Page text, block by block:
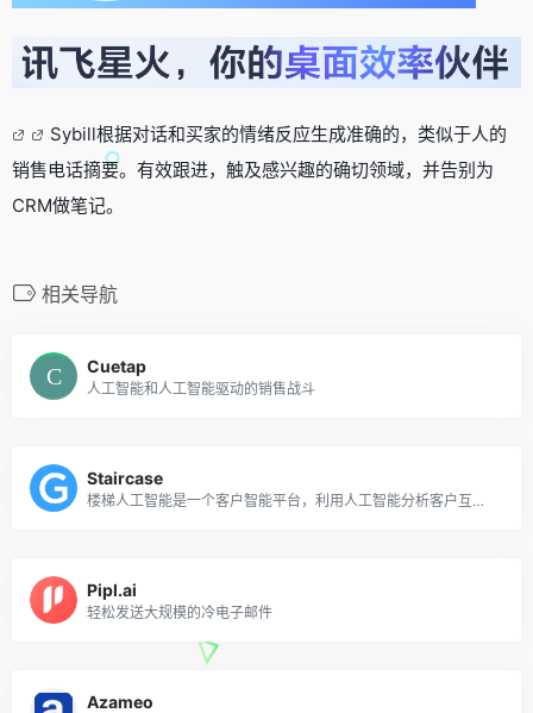
Sybill根据对话和买家的情绪反应生成准确的，类似于人的
销售电话摘要。有效跟进，触及感兴趣的确切领域，并告别为
CRM做笔记。
相关导航
Cuetap
人工智能和人工智能驱动的销售战斗
Staircase
楼梯人工智能是一个客户智能平台，利用人工智能分析客户互动并提供可操作的见解
Pipl.ai
轻松发送大规模的冷电子邮件
Azameo